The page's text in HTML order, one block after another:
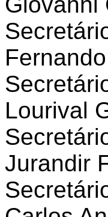
Lourival
Jurandir